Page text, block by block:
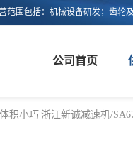
公司首页
积小巧|浙江新诚减速机/